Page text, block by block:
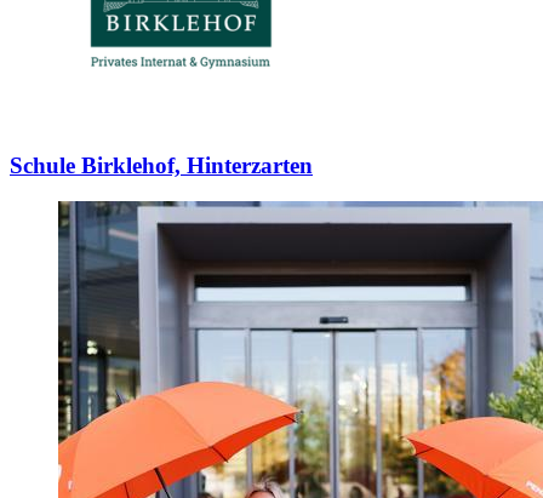
Schule Birklehof, Hinterzarten